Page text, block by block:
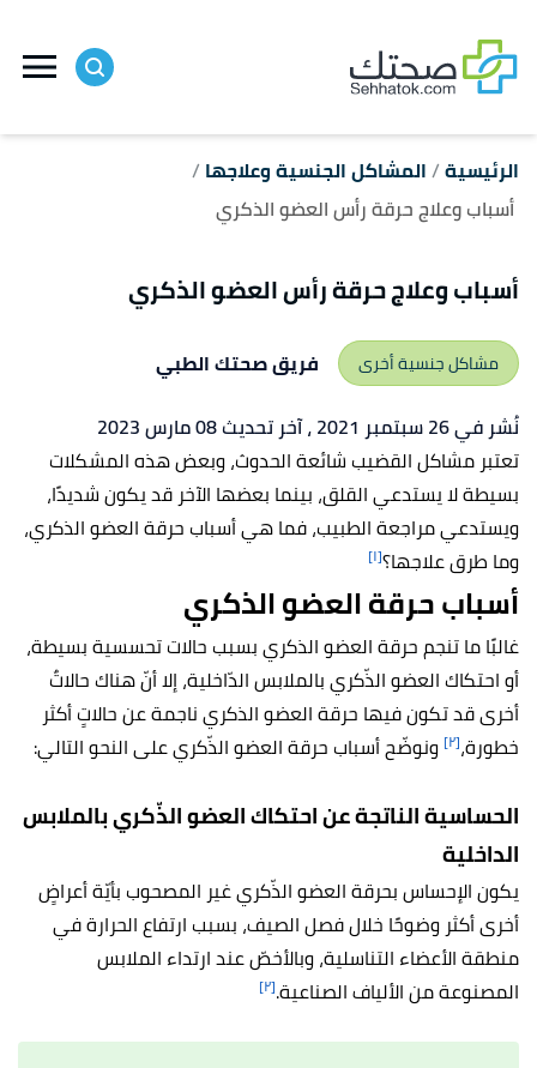
الرئيسية المشاكل الجنسية وعلاجها
أسباب وعلاج حرقة رأس العضو الذكري
أسباب وعلاج حرقة رأس العضو الذكري
مشاكل جنسية أخرى
فريق صحتك الطبي
نُشر في 26 سبتمبر 2021
، آخر تحديث 08 مارس 2023
تعتبر مشاكل القضيب شائعة الحدوث، وبعض هذه المشكلات
بسيطة لا يستدعي القلق، بينما بعضها الآخر قد يكون شديدًا،
ويستدعي مراجعة الطبيب، فما هي أسباب حرقة العضو الذكري،
وما طرق علاجها؟[١]
أسباب حرقة العضو الذكري
غالبًا ما تنجم حرقة العضو الذكري بسبب حالات تحسسية بسيطة،
أو احتكاك العضو الذّكري بالملابس الدّاخلية، إلا أنّ هناك حالاتٌ
أخرى قد تكون فيها حرقة العضو الذكري ناجمة عن حالاتٍ أكثر
خطورة،[٢] ونوضّح أسباب حرقة العضو الذّكري على النحو التالي:
الحساسية الناتجة عن احتكاك العضو الذّكري بالملابس
الداخلية
يكون الإحساس بحرقة العضو الذّكري غير المصحوب بأيّة أعراضٍ
أخرى أكثر وضوحًا خلال فصل الصيف، بسبب ارتفاع الحرارة في
منطقة الأعضاء التناسلية، وبالأخصّ عند ارتداء الملابس
المصنوعة من الألياف الصناعية.[٢]